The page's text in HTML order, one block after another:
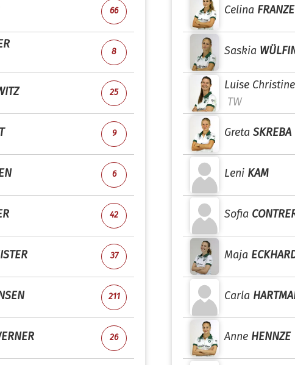
66
8
25
9
6
42
37
211
26
Celina
Saskia
Luise
TW
Greta SKREBA
Leni KAM
Sofia
Maja
Carla
Anne HENNZE